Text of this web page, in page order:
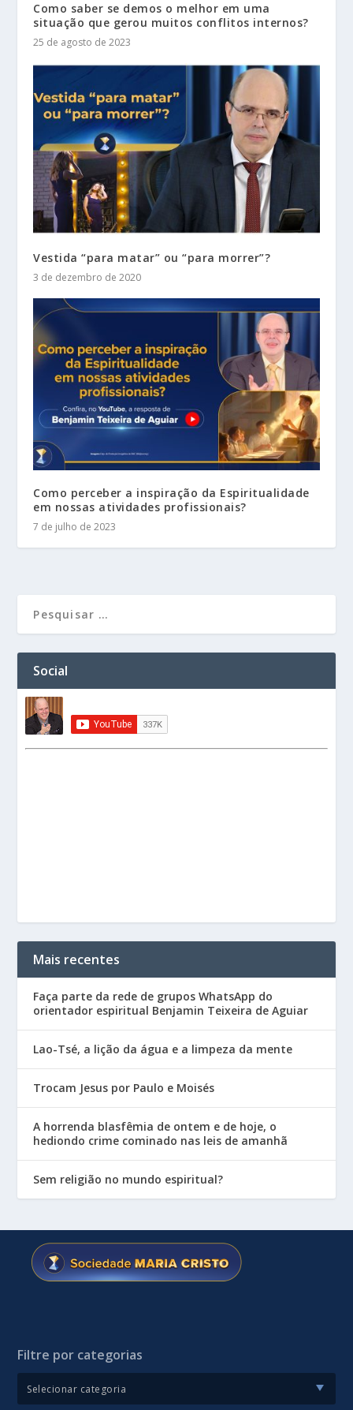
Como saber se demos o melhor em uma
situação que gerou muitos conflitos internos?
25 de agosto de 2023
Vestida “para matar” ou “para morrer”?
3 de dezembro de 2020
Como perceber a inspiração da Espiritualidade
em nossas atividades profissionais?
7 de julho de 2023
Social
Mais recentes
Faça parte da rede de grupos WhatsApp do
orientador espiritual Benjamin Teixeira de Aguiar
Lao-Tsé, a lição da água e a limpeza da mente
Trocam Jesus por Paulo e Moisés
A horrenda blasfêmia de ontem e de hoje, o
hediondo crime cominado nas leis de amanhã
Sem religião no mundo espiritual?
Filtre por categorias